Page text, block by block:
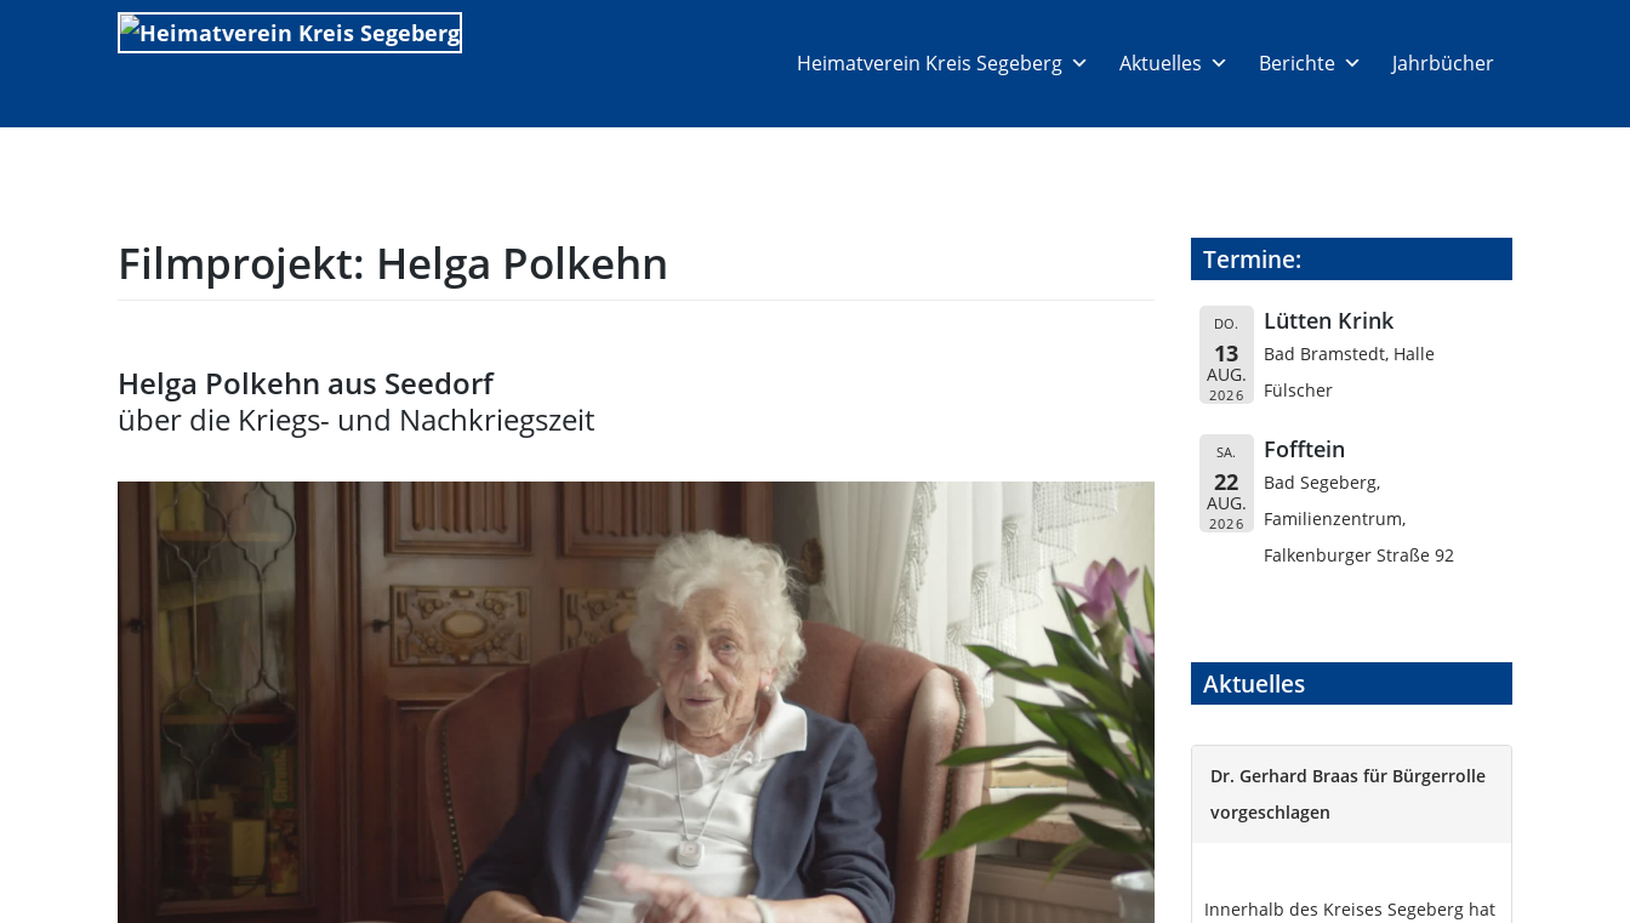
Heimatverein Kreis Segeberg Aktuelles Berichte Jahrbücher
Filmprojekt: Helga Polkehn
Helga Polkehn aus Seedorf
über die Kriegs- und Nachkriegszeit
Termine:
DO.
13
AUG.
2026
Lütten Krink
Bad Bramstedt, Halle
Fülscher
SA.
22
AUG.
2026
Fofftein
Bad Segeberg,
Familienzentrum,
Falkenburger Straße 92
Aktuelles
Dr. Gerhard Braas für Bürgerrolle
vorgeschlagen
Innerhalb des Kreises Segeberg hat